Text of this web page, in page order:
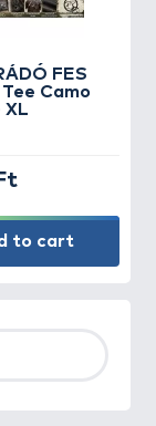
FES
Camo
XL
to cart